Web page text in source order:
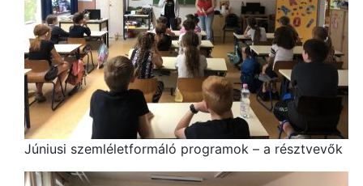
Júniusi szemléletformáló programok – a résztvevők